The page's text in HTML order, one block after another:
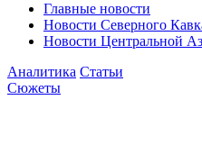
Главные новости
Новости Северного
Новости Центральной
Аналитика Статьи
Сюжеты